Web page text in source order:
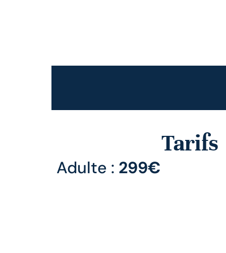
Tarifs
Adulte : 299€